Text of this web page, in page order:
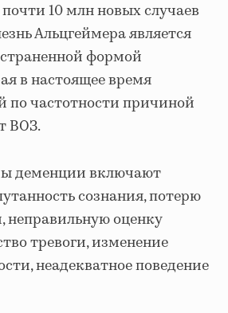
10 млн новых случаев
Альцгеймера является
формой
в настоящее время
по частотности причиной
ВОЗ.
деменции включают
сознания, потерю
неправильную оценку
тревоги, изменение
неадекватное поведение